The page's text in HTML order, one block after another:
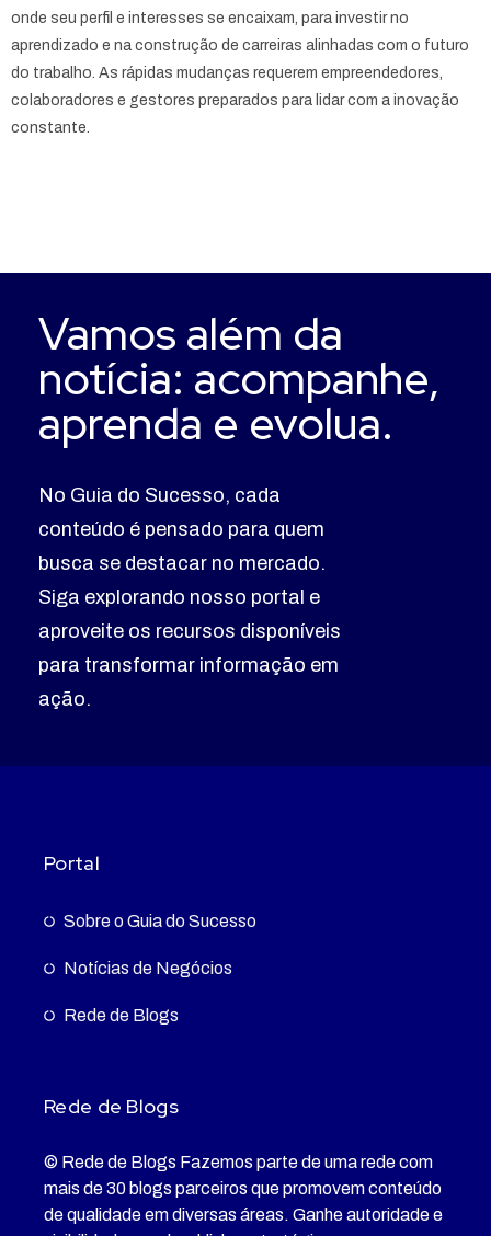
onde seu perfil e interesses se encaixam, para investir no
aprendizado e na construção de carreiras alinhadas com o futuro
do trabalho. As rápidas mudanças requerem empreendedores,
colaboradores e gestores preparados para lidar com a inovação
constante.
Vamos além da
notícia: acompanhe,
aprenda e evolua.
No Guia do Sucesso, cada
conteúdo é pensado para quem
busca se destacar no mercado.
Siga explorando nosso portal e
aproveite os recursos disponíveis
para transformar informação em
ação.
Portal
Sobre o Guia do Sucesso
Notícias de Negócios
Rede de Blogs
Rede de Blogs
© Rede de Blogs Fazemos parte de uma rede com
mais de 30 blogs parceiros que promovem conteúdo
de qualidade em diversas áreas. Ganhe autoridade e